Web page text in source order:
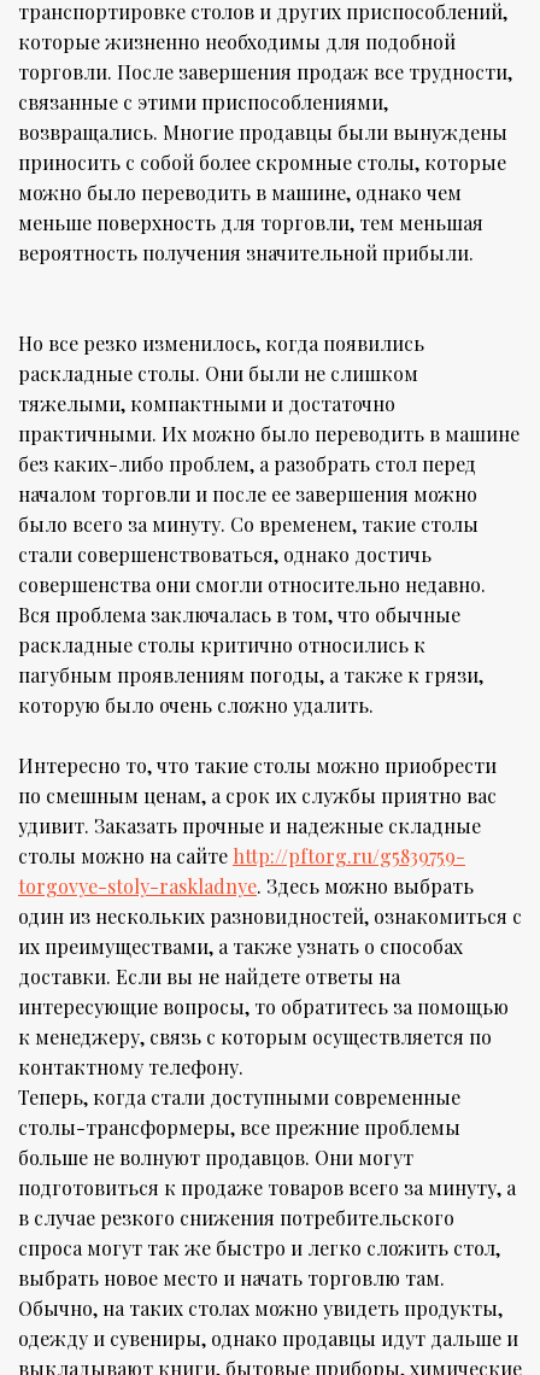
транспортировке столов и других приспособлений,
которые жизненно необходимы для подобной
торговли. После завершения продаж все трудности,
связанные с этими приспособлениями,
возвращались. Многие продавцы были вынуждены
приносить с собой более скромные столы, которые
можно было переводить в машине, однако чем
меньше поверхность для торговли, тем меньшая
вероятность получения значительной прибыли.
Но все резко изменилось, когда появились
раскладные столы. Они были не слишком
тяжелыми, компактными и достаточно
практичными. Их можно было переводить в машине
без каких-либо проблем, а разобрать стол перед
началом торговли и после ее завершения можно
было всего за минуту. Со временем, такие столы
стали совершенствоваться, однако достичь
совершенства они смогли относительно недавно.
Вся проблема заключалась в том, что обычные
раскладные столы критично относились к
пагубным проявлениям погоды, а также к грязи,
которую было очень сложно удалить.
Интересно то, что такие столы можно приобрести
по смешным ценам, а срок их службы приятно вас
удивит. Заказать прочные и надежные складные
столы можно на сайте http://pftorg.ru/g5839759-
torgovye-stoly-raskladnye. Здесь можно выбрать
один из нескольких разновидностей, ознакомиться с
их преимуществами, а также узнать о способах
доставки. Если вы не найдете ответы на
интересующие вопросы, то обратитесь за помощью
к менеджеру, связь с которым осуществляется по
контактному телефону.
Теперь, когда стали доступными современные
столы-трансформеры, все прежние проблемы
больше не волнуют продавцов. Они могут
подготовиться к продаже товаров всего за минуту, а
в случае резкого снижения потребительского
спроса могут так же быстро и легко сложить стол,
выбрать новое место и начать торговлю там.
Обычно, на таких столах можно увидеть продукты,
одежду и сувениры, однако продавцы идут дальше и
выкладывают книги, бытовые приборы, химические